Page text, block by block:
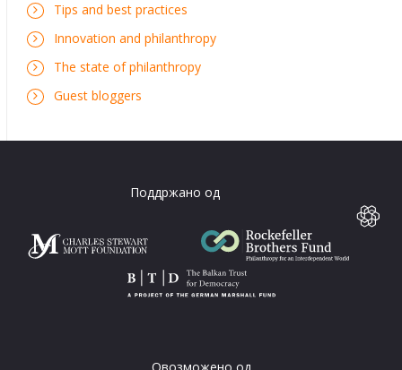
Tips and best practices
Innovation and philanthropy
The state of philanthropy
Guest bloggers
Поддржано од